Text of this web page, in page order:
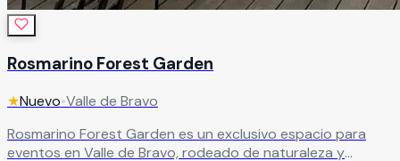
Rosmarino Forest Garden
★Nuevo•Valle de Bravo
Rosmarino Forest Garden es un exclusivo espacio para
eventos en Valle de Bravo, rodeado de naturaleza y